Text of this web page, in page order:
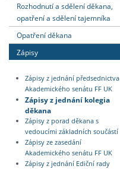
Rozhodnutí a sdělení děkana,
opatření a sdělení tajemníka
Opatření děkana
Zápisy
Zápisy z jednání předsednictva
Akademického senátu FF UK
Zápisy z jednání kolegia
děkana
Zápisy z porad děkana s
vedoucími základních součástí
Zápisy ze zasedání
Akademického senátu FF UK
Zápisy z jednání Ediční rady